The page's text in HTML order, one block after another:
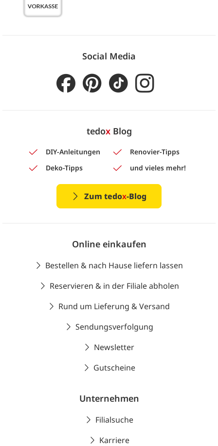
Social Media
tedoxBlog
DIY-Anleitungen
Renovier-Tipps
Deko-Tipps
und vieles mehr!
Zum tedox-Blog
Online einkaufen
Bestellen & nach Hause liefern lassen
Reservieren & in der Filiale abholen
Rund um Lieferung & Versand
Sendungsverfolgung
Newsletter
Gutscheine
Unternehmen
Filialsuche
Karriere